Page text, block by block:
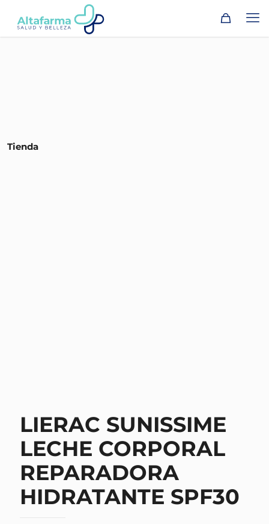
Tienda
LIERAC SUNISSIME
LECHE CORPORAL
REPARADORA
HIDRATANTE SPF30